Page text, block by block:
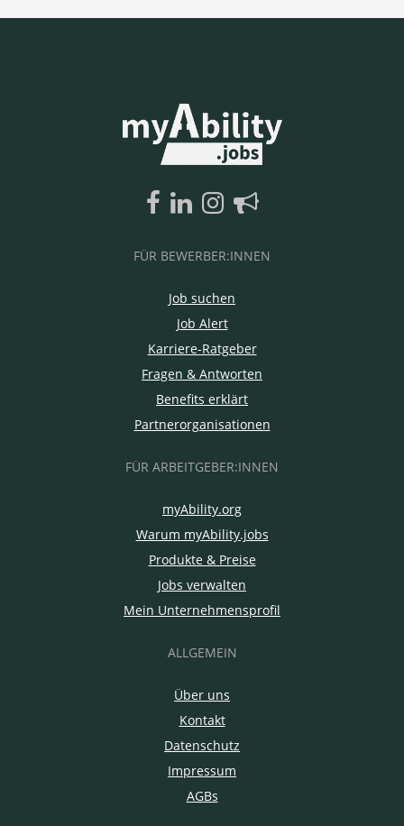
FÜR BEWERBER:INNEN
Job suchen
Job Alert
Karriere-Ratgeber
Fragen & Antworten
Benefits erklärt
Partnerorganisationen
FÜR ARBEITGEBER:INNEN
myAbility.org
Warum myAbility.jobs
Produkte & Preise
Jobs verwalten
Mein Unternehmensprofil
ALLGEMEIN
Über uns
Kontakt
Datenschutz
Impressum
AGBs